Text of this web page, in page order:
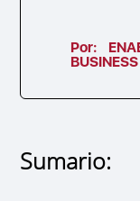
Por:
Sumario: